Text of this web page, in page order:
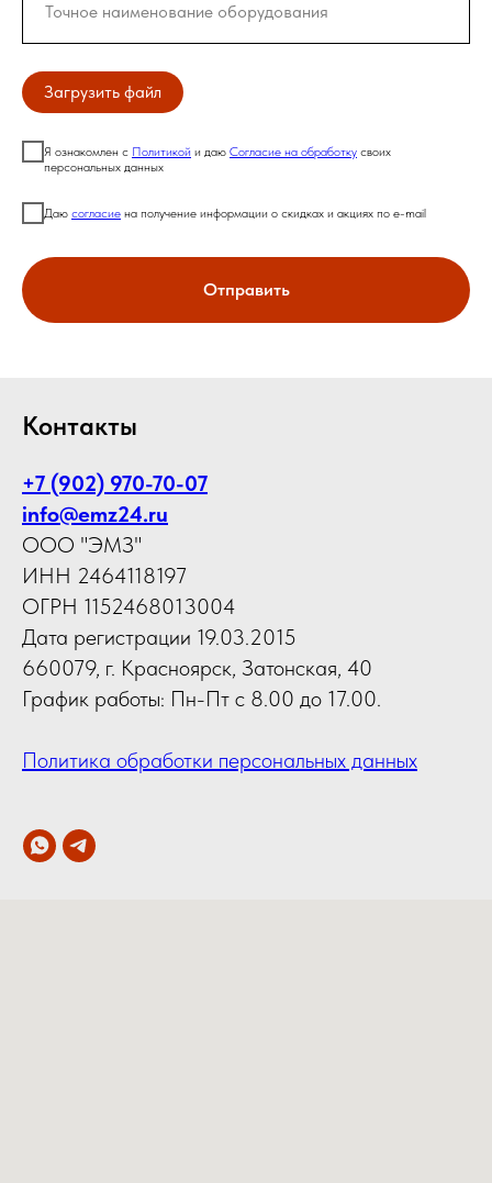
Загрузить файл
Я ознакомлен с Политикой и даю Согласие на обработку своих
персональных данных
Даю согласие на получение информации о скидках и акциях по e-mail
Отправить
Контакты
+7 (902) 970-70-07
info@emz24.ru
ООО "ЭМЗ"
ИНН 2464118197
ОГРН 1152468013004
Дата регистрации 19.03.2015
660079, г. Красноярск, Затонская, 40
График работы: Пн-Пт с 8.00 до 17.00.
Политика обработки персональных данных